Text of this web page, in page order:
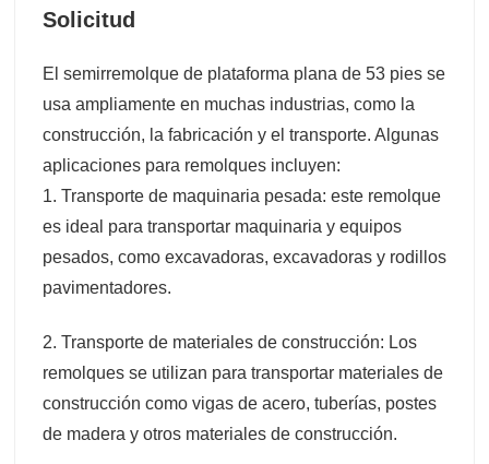
Solicitud
El semirremolque de plataforma plana de 53 pies se
usa ampliamente en muchas industrias, como la
construcción, la fabricación y el transporte. Algunas
aplicaciones para remolques incluyen:
1. Transporte de maquinaria pesada: este remolque
es ideal para transportar maquinaria y equipos
pesados, como excavadoras, excavadoras y rodillos
pavimentadores.
2. Transporte de materiales de construcción: Los
remolques se utilizan para transportar materiales de
construcción como vigas de acero, tuberías, postes
de madera y otros materiales de construcción.